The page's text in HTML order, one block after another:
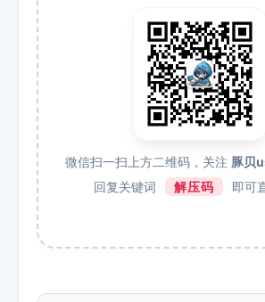
微信扫一扫上方二维码，关注 豚贝
回复关键词
解压码 即可